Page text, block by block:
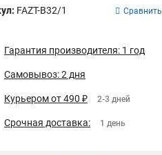
FAZT-B32/1 Сравнить
Гарантия производителя: 1 год
Самовывоз: 2 дня
Курьером от 490 ₽ 2-3 дней
Срочная доставка: 1 день